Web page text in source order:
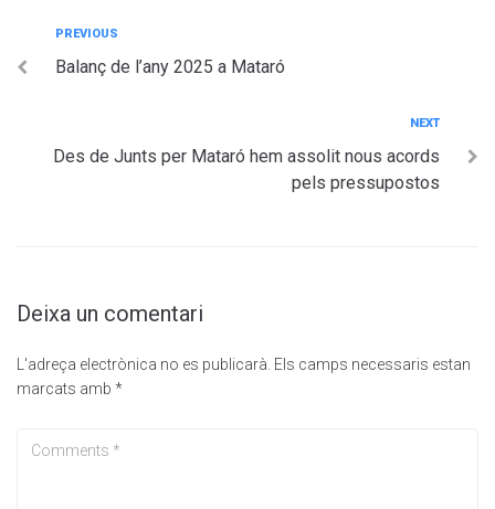
Navegació
d'entrades
Previous
PREVIOUS
Balanç de l’any 2025 a Mataró
NEXT
Des de Junts per Mataró hem assolit nous acords
pels pressupostos
Deixa un comentari
L'adreça electrònica no es publicarà. Els camps necessaris estan
marcats amb *